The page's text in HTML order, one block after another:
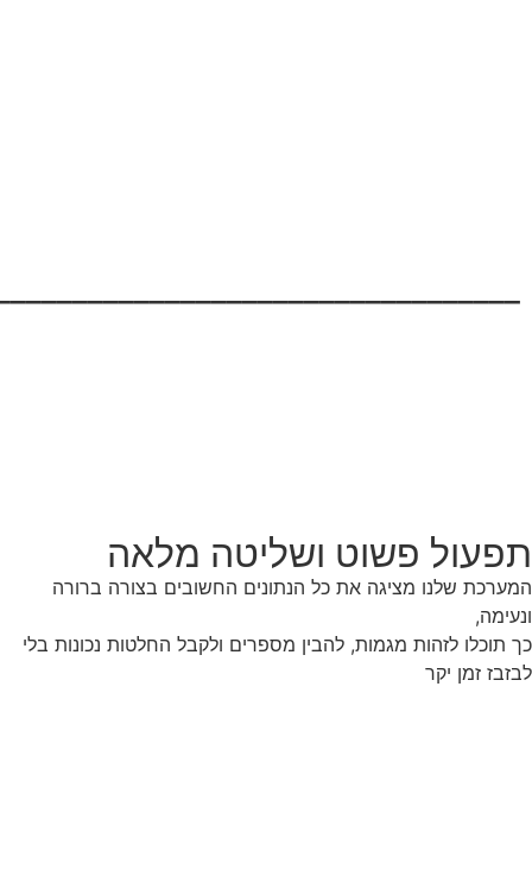
תפעול פשוט ושליטה מלאה
המערכת שלנו מציגה את כל הנתונים החשובים בצורה ברורה
ונעימה,
כך תוכלו לזהות מגמות, להבין מספרים ולקבל החלטות נכונות בלי
לבזבז זמן יקר